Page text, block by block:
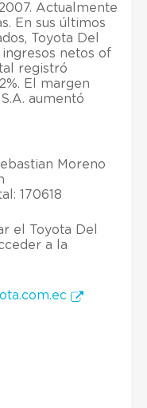
Actualmente
En sus últimos
Toyota Del
netos of
registró
El margen
aumentó
Moreno
170618
el Toyota Del
a la